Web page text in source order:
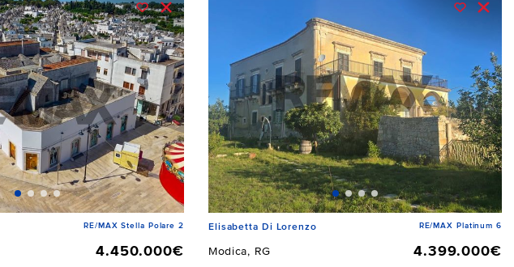
RE/MAX Stella Polare 2
4.450.000€
Elisabetta Di Lorenzo RE/MAX Platinum 6
Modica, RG
4.399.000€